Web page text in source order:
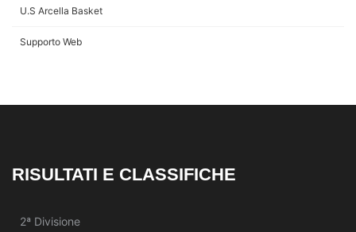
U.S Arcella Basket
Supporto Web
RISULTATI E CLASSIFICHE
2ª Divisione